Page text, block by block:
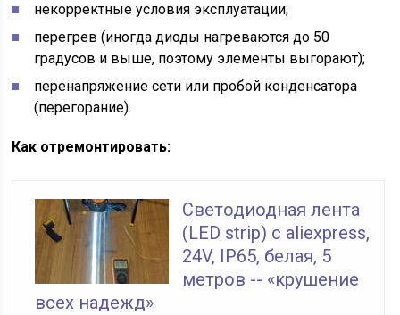
некорректные условия эксплуатации;
перегрев (иногда диоды нагреваются до 50
градусов и выше, поэтому элементы выгорают);
перенапряжение сети или пробой конденсатора
(перегорание).
Как отремонтировать:
Светодиодная лента
(LED strip) с aliexpress,
24V, IP65, белая, 5
метров -- «крушение
всех надежд»